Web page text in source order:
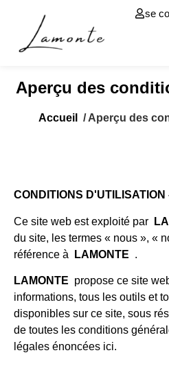
se
Aperçu des
Accueil / Aperçu des
CONDITIONS D'UTILISATION
Ce site web est exploité par
du site, les termes « nous », «
référence à
LAMONTE .
LAMONTE propose ce site
informations, tous les outils et
disponibles sur ce site, sous
de toutes les conditions
légales énoncées ici.